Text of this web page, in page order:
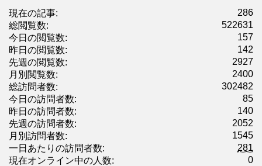
286
現在の記事:
522631
総閲覧数:
157
今日の閲覧数:
142
昨日の閲覧数:
2927
先週の閲覧数:
2400
月別閲覧数:
302482
総訪問者数:
85
今日の訪問者数:
140
昨日の訪問者数:
2052
先週の訪問者数:
1545
月別訪問者数:
281
一日あたりの訪問者数:
0
現在オンライン中の人数: